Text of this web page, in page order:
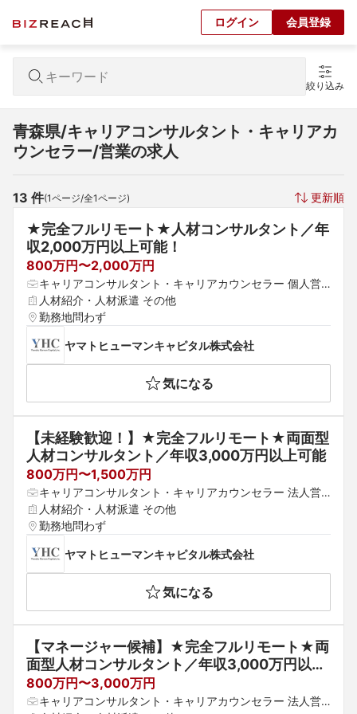
ログイン 会員登録
絞り込み
青森県/キャリアコンサルタント・キャリアカ
ウンセラー/営業の求人
13 件(1ページ/全1ページ) 更新順
★完全フルリモート★人材コンサルタント／年
収2,000万円以上可能！
800万円〜2,000万円
キャリアコンサルタント・キャリアカウンセラー 個人営
業 法人営業
人材紹介・人材派遣 その他
勤務地問わず
ヤマトヒューマンキャピタル株式会社
気になる
【未経験歓迎！】★完全フルリモート★両面型
人材コンサルタント／年収3,000万円以上可能
800万円〜1,500万円
キャリアコンサルタント・キャリアカウンセラー 法人営
業 M&A
人材紹介・人材派遣 その他
勤務地問わず
ヤマトヒューマンキャピタル株式会社
気になる
【マネージャー候補】★完全フルリモート★両
面型人材コンサルタント／年収3,000万円以上
可能
800万円〜3,000万円
キャリアコンサルタント・キャリアカウンセラー 法人営